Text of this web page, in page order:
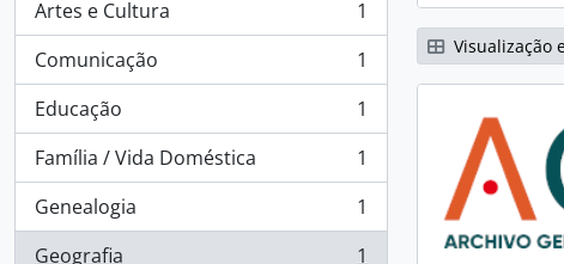
Artes e Cultura
, 1 resultados
1
Comunicação
, 1 resultados
1
Educação
, 1 resultados
1
Família / Vida Doméstica
, 1 resultados
1
Genealogia
, 1 resultados
1
Geografia
1
Visualização